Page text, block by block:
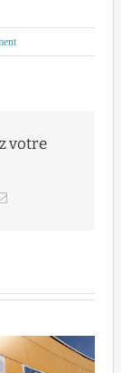
votre
Email